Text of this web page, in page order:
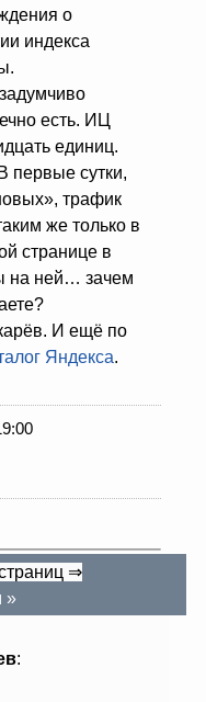
о
индекса
есть. ИЦ
единиц.
первые сутки,
трафик
же только в
странице в
на ней… зачем
И ещё по
Яндекса.
⇒
»
: